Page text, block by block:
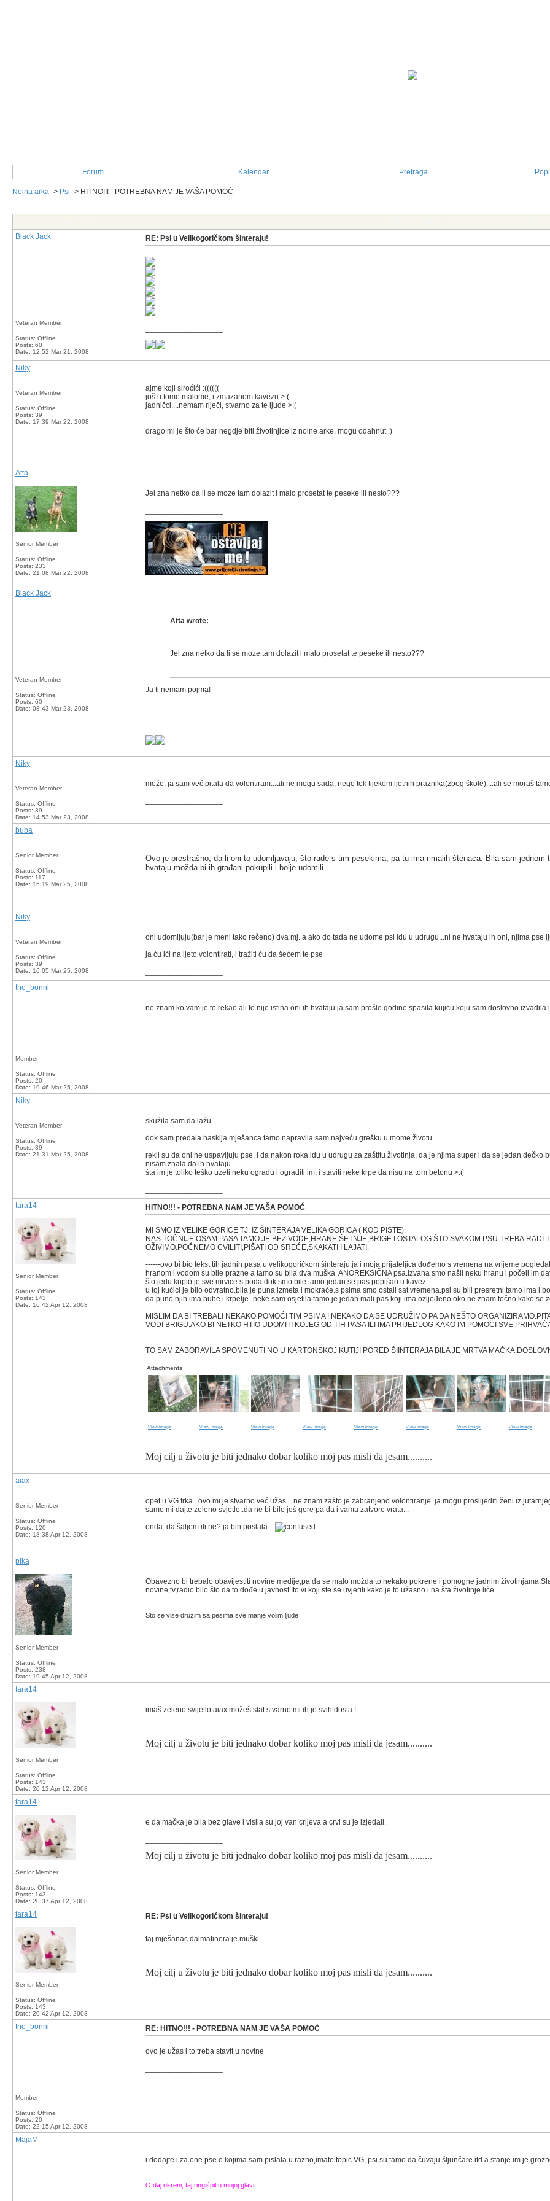
Forum Kalendar Pretraga
Noina arka -> Psi -> HITNO!!! - POTREBNA NAM JE VAŠA POMOĆ
Black Jack
Veteran Member
Status: Offline
Posts: 60
Date: 12:52 Mar 21, 2008
RE: Psi u Velikogoričkom šinteraju!
Niky
Veteran Member
Status: Offline
Posts: 39
Date: 17:39 Mar 22, 2008
ajme koji siroćići :((((((
još u tome malome, i zmazanom kavezu >:(
jadničci....nemam riječi, stvarno za te ljude >:(
drago mi je što će bar negdje biti životinjice iz noine arke, mogu odahnut :)
Atta
Senior Member
Status: Offline
Posts: 233
Date: 21:08 Mar 22, 2008
Jel zna netko da li se moze tam dolazit i malo prosetat te peseke ili nesto???
Black Jack
Veteran Member
Status: Offline
Posts: 60
Date: 08:43 Mar 23, 2008
Atta wrote:
Jel zna netko da li se moze tam dolazit i malo prosetat te peseke ili nesto???
Ja ti nemam pojma!
Niky
Veteran Member
Status: Offline
Posts: 39
Date: 14:53 Mar 23, 2008
može, ja sam već pitala da volontiram...ali ne mogu sada, nego tek tijekom ljetnih praznika(zbog škole)....ali se moraš
buba
Senior Member
Status: Offline
Posts: 117
Date: 15:19 Mar 25, 2008
Ovo je prestrašno, da li oni to udomljavaju, što rade s tim pesekima, pa tu ima i malih štenaca. Bila sam
hvataju možda bi ih građani pokupili i bolje udomili.
Niky
Veteran Member
Status: Offline
Posts: 39
Date: 16:05 Mar 25, 2008
oni udomljuju(bar je meni tako rečeno) dva mj. a ako do tada ne udome psi idu u udrugu...ni ne hvataju ih oni, njima pse
ja ću ići na ljeto volontirati, i tražiti ću da šećem te pse
the_bonni
Member
Status: Offline
Posts: 20
Date: 19:46 Mar 25, 2008
ne znam ko vam je to rekao ali to nije istina oni ih hvataju ja sam prošle godine spasila kujicu koju sam doslovno izvadila
Niky
Veteran Member
Status: Offline
Posts: 39
Date: 21:31 Mar 25, 2008
skužila sam da lažu...
dok sam predala haskija mješanca tamo napravila sam najveću grešku u mome životu...
rekli su da oni ne uspavljuju pse, i da nakon roka idu u udrugu za zaštitu životinja, da je njima super i da se jedan dečko
nisam znala da ih hvataju...
šta im je toliko teško uzeti neku ogradu i ograditi im, i staviti neke krpe da nisu na tom betonu >:(
tara14
Senior Member
Status: Offline
Posts: 143
Date: 16:42 Apr 12, 2008
HITNO!!! - POTREBNA NAM JE VAŠA POMOĆ
MI SMO IZ VELIKE GORICE TJ. IZ ŠINTERAJA VELIKA GORICA ( KOD PISTE).
NAS TOČNIJE OSAM PASA TAMO JE BEZ VODE,HRANE,ŠETNJE,BRIGE I OSTALOG ŠTO SVAKOM PSU
OŽIVIMO.POČNEMO CVILITI,PIŠATI OD SREĆE,SKAKATI I LAJATI.
------ovo bi bio tekst tih jadnih pasa u velikogoričkom šinteraju.ja i moja prijateljica dođemo s vremena na vrijeme
hranom i vodom su bile prazne a tamo su bila dva muška ANOREKSIČNA psa.Izvana smo našli neku hranu i počeli im
što jedu.kupio je sve mrvice s poda.dok smo bile tamo jedan se pas popišao u kavez.
u toj kućici je bilo odvratno.bila je puna izmeta i mokraće.s psima smo ostali sat vremena.psi su bili presretni.tamo ima i
da puno njih ima buhe i krpelje- neke sam osjetila.tamo je jedan mali pas koji ima ozljeđeno oko ne znam točno kako
MISLIM DA BI TREBALI NEKAKO POMOĆI TIM PSIMA ! NEKAKO DA SE UDRUŽIMO PA DA NEŠTO
VODI BRIGU.AKO BI NETKO HTIO UDOMITI KOJEG OD TIH PASA ILI IMA PRIJEDLOG KAKO IM POMOĆI SVE
TO SAM ZABORAVILA SPOMENUTI NO U KARTONSKOJ KUTIJI PORED ŠIINTERAJA BILA JE MRTVA
Attachments
View image View image View image View image View image View image View image View image
Moj cilj u životu je biti jednako dobar koliko moj pas misli da jesam..........
aiax
Senior Member
Status: Offline
Posts: 120
Date: 18:38 Apr 12, 2008
opet u VG frka...ovo mi je stvarno već užas....ne znam zašto je zabranjeno volontiranje..ja mogu proslijediti ženi iz
samo mi dajte zeleno svjetlo..da ne bi bilo još gore pa da i vama zatvore vrata...
onda..da šaljem ili ne? ja bih poslala ...
pika
Senior Member
Status: Offline
Posts: 238
Date: 19:45 Apr 12, 2008
Obavezno bi trebalo obavijestiti novine medije,pa da se malo možda to nekako pokrene i pomogne jadnim
novine,tv,radio.bilo što da to dođe u javnost.Ito vi koji ste se uvjerili kako je to užasno i na šta životinje liče.
Sto se vise druzim sa pesima sve manje volim ljude
tara14
Senior Member
Status: Offline
Posts: 143
Date: 20:12 Apr 12, 2008
imaš zeleno svijetlo aiax.možeš slat stvarno mi ih je svih dosta !
Moj cilj u životu je biti jednako dobar koliko moj pas misli da jesam..........
tara14
Senior Member
Status: Offline
Posts: 143
Date: 20:37 Apr 12, 2008
e da mačka je bila bez glave i visila su joj van crijeva a crvi su je izjedali.
Moj cilj u životu je biti jednako dobar koliko moj pas misli da jesam..........
tara14
Senior Member
Status: Offline
Posts: 143
Date: 20:42 Apr 12, 2008
RE: Psi u Velikogoričkom šinteraju!
taj mješanac dalmatinera je muški
Moj cilj u životu je biti jednako dobar koliko moj pas misli da jesam..........
the_bonni
Member
Status: Offline
Posts: 20
Date: 22:15 Apr 12, 2008
RE: HITNO!!! - POTREBNA NAM JE VAŠA POMOĆ
ovo je užas i to treba stavit u novine
MajaM
i dodajte i za one pse o kojima sam pislala u razno,imate topic VG, psi su tamo da čuvaju šljunčare itd a stanje im je
O daj okreni, taj ringišpil u mojoj glavi...